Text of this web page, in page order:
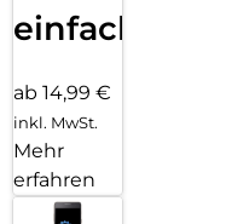
einfach
ab 14,99 €
inkl. MwSt.
Mehr
erfahren